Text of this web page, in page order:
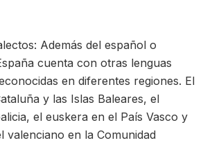
Además del español o
cuenta con otras lenguas
en diferentes regiones. El
y las Islas Baleares, el
el euskera en el País Vasco y
valenciano en la Comunidad